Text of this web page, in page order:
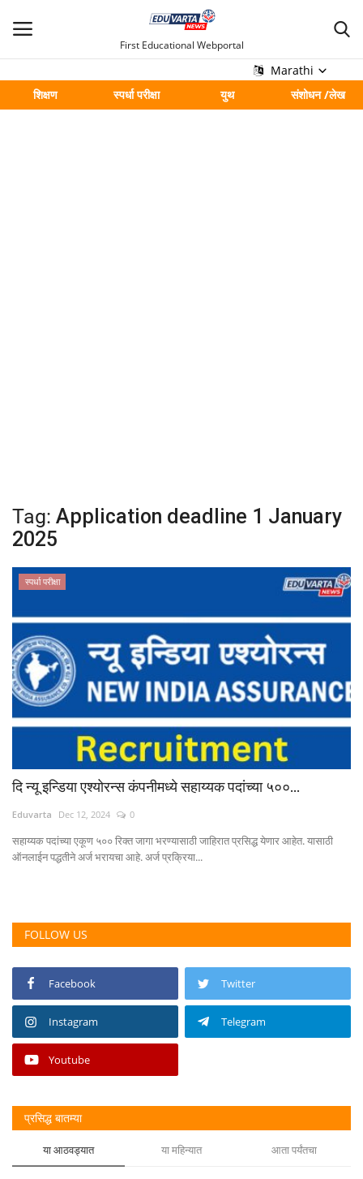
First Educational Webportal
Marathi
शिक्षण
स्पर्धा परीक्षा युथ संशोधन /लेख
मुख्य
मनोरंजन
गॅलरी
English
Tag: Application deadline 1 January
2025
स्पर्धा परीक्षा
दि न्यू इन्डिया एश्योरन्स कंपनीमध्ये सहाय्यक पदांच्या ५००...
Eduvarta Dec 12, 2024 0
सहाय्यक पदांच्या एकूण ५०० रिक्त जागा भरण्यासाठी जाहिरात प्रसिद्ध येणार आहेत. यासाठी
ऑनलाईन पद्धतीने अर्ज भरायचा आहे. अर्ज प्रक्रिया...
FOLLOW US
Facebook Twitter
Instagram Telegram
Youtube
प्रसिद्ध बातम्या
या आठवड्यात या महिन्यात आता पर्यंतचा